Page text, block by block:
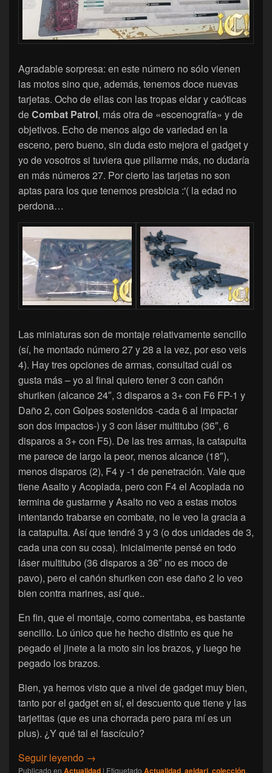
Agradable sorpresa: en este número no sólo vienen
las motos sino que, además, tenemos doce nuevas
tarjetas. Ocho de ellas con las tropas eldar y caóticas
deCombat Patrol, más otra de «escenografía» y de
objetivos. Echo de menos algo de variedad en la
esceno, pero bueno, sin duda esto mejora el gadget y
yo de vosotros si tuviera que pillarme más, no dudaría
en más números 27. Por cierto las tarjetas no son
aptas para los que tenemos presbicia :'( la edad no
perdona…
Las miniaturas son de montaje relativamente sencillo
(sí, he montado número 27 y 28 a la vez, por eso veis
4). Hay tres opciones de armas, consultad cuál os
gusta más – yo al final quiero tener 3 con cañón
shuriken (alcance 24″, 3 disparos a 3+ con F6 FP-1 y
Daño 2, con Golpes sostenidos -cada 6 al impactar
son dos impactos-) y 3 con láser multitubo (36″, 6
disparos a 3+ con F5). De las tres armas, la catapulta
me parece de largo la peor, menos alcance (18″),
menos disparos (2), F4 y -1 de penetración. Vale que
tiene Asalto y Acoplada, pero con F4 el Acoplada no
termina de gustarme y Asalto no veo a estas motos
intentando trabarse en combate, no le veo la gracia a
la catapulta. Así que tendré 3 y 3 (o dos unidades de 3,
cada una con su cosa). Inicialmente pensé en todo
láser multitubo (36 disparos a 36″ no es moco de
pavo), pero el cañón shuriken con ese daño 2 lo veo
bien contra marines, así que..
En fin, que el montaje, como comentaba, es bastante
sencillo. Lo único que he hecho distinto es que he
pegado el jinete a la moto sin los brazos, y luego he
pegado los brazos.
Bien, ya hemos visto que a nivel de gadget muy bien,
tanto por el gadget en sí, el descuento que tiene y las
tarjetitas (que es una chorrada pero para mí es un
plus). ¿Y qué tal el fascículo?
Seguir leyendo [Warhammer 40.000 Combat Patrol]
→
Publicado en Actualidad | Etiquetado Actualidad, aeldari, colección,